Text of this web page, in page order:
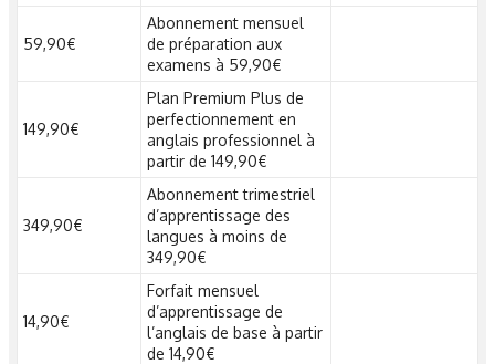
59,90€
Abonnement mensuel
de préparation aux
examens à 59,90€
149,90€
Plan Premium Plus de
perfectionnement en
anglais professionnel à
partir de 149,90€
349,90€
Abonnement trimestriel
d’apprentissage des
langues à moins de
349,90€
14,90€
Forfait mensuel
d’apprentissage de
l’anglais de base à partir
de 14,90€